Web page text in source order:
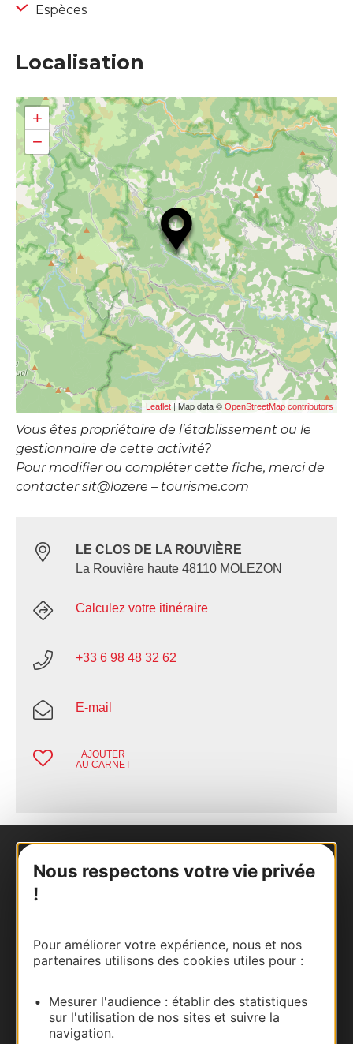
Nous respectons votre vie privée
!
Pour améliorer votre expérience, nous et nos
partenaires utilisons des cookies utiles pour :
Mesurer l'audience : établir des statistiques
sur l'utilisation de nos sites et suivre la
navigation.
Espèces
Localisation
+
−
Leaflet | Map data © OpenStreetMap contributors
Vous êtes propriétaire de l’établissement ou le
gestionnaire de cette activité?
Pour modifier ou compléter cette fiche, merci de
contacter sit@lozere – tourisme.com
LE CLOS DE LA ROUVIÈRE
La Rouvière haute 48110 MOLEZON
Calculez votre itinéraire
+33 6 98 48 32 62
E-mail
AJOUTER
AU CARNET
Nous contacter
Documentation